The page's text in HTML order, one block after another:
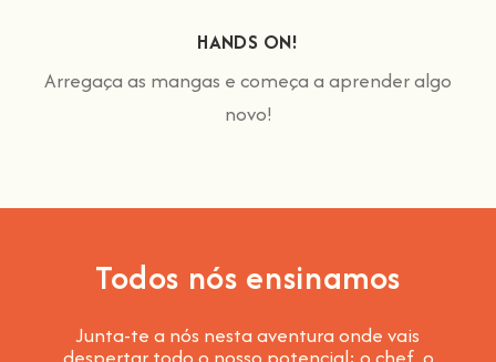
HANDS ON!
Arregaça as mangas e começa a aprender algo
novo!
Todos nós ensinamos
Junta-te a nós nesta aventura onde vais